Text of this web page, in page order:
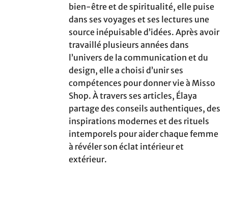
bien-être et de spiritualité, elle puise
dans ses voyages et ses lectures une
source inépuisable d’idées. Après avoir
travaillé plusieurs années dans
l’univers de la communication et du
design, elle a choisi d’unir ses
compétences pour donner vie à Misso
Shop. À travers ses articles, Élaya
partage des conseils authentiques, des
inspirations modernes et des rituels
intemporels pour aider chaque femme
à révéler son éclat intérieur et
extérieur.